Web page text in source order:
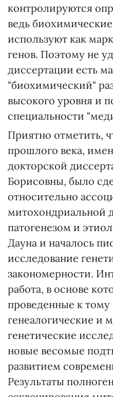
контролируются
ведь
используют как
генов. Поэтому не
диссертации есть
"биохимический"
высокого уровня и
специальности
Приятно отметить,
прошлого века,
докторской
Борисовны, было
относительно
митохондриальной
патогенезом и
Дауна и началось
исследование
закономерности.
работа, в основе
проведенные к
генеалогические и
генетические
новые весомые
развитием
Результаты